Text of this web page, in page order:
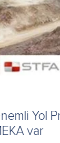
Yol
var